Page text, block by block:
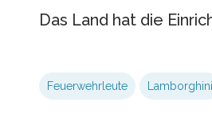
Das Land hat die
Feuerwehrleute Lamborghini